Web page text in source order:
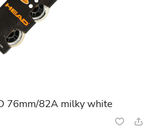
76mm/82A milky white